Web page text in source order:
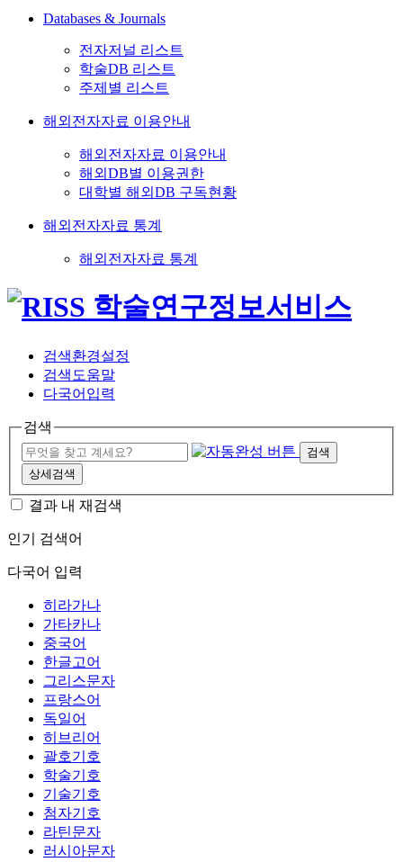
Databases & Journals
전자저널 리스트
학술DB 리스트
주제별 리스트
해외전자자료 이용안내
해외전자자료 이용안내
해외DB별 이용권한
대학별 해외DB 구독현황
해외전자자료 통계
해외전자자료 통계
검색환경설정
검색도움말
다국어입력
검색
검색
상세검색
결과 내 재검색
인기 검색어
다국어 입력
히라가나
가타카나
중국어
한글고어
그리스문자
프랑스어
독일어
히브리어
괄호기호
학술기호
기술기호
첨자기호
라틴문자
러시아문자